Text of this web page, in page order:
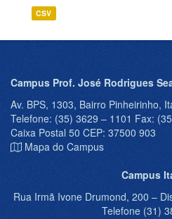
CSV
Campus Prof. José Rodrigues
Av. BPS, 1303, Bairro Pinheirinho,
Telefone: (35) 3629 – 1101 Fax:
Caixa Postal 50 CEP: 37500 903
Mapa do Campus
Campus
Rua Irmã Ivone Drumond, 200 –
Telefone (31)